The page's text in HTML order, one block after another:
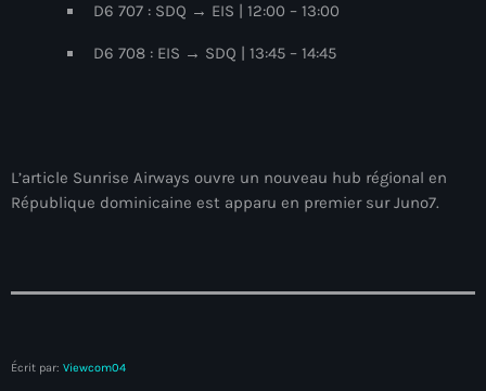
1804 Renaissance
1937 parsley massacre
2024 Paris Olympics
D6 707 : SDQ → EIS | 12:00 – 13:00
D6 708 : EIS → SDQ | 13:45 – 14:45
L’article Sunrise Airways ouvre un nouveau hub régional en
République dominicaine est apparu en premier sur Juno7.
Écrit par: Viewcom04